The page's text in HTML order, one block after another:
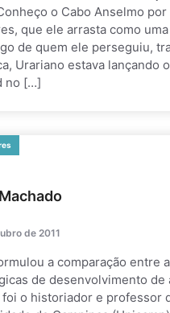
o Cabo Anselmo por
que ele arrasta como uma
de quem ele perseguiu,
Urariano estava lançando
no […]
de 2011
a comparação entre
de desenvolvimento de
o historiador e professor